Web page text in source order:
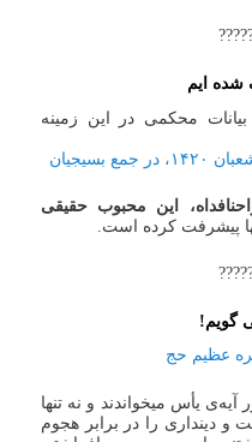
شده ایم
محکمی در این زمینه
این محبوب حقیقی
پیشرفت کرده است.
گویم!
یأس میخواندند و نه تنها
و دینداری را در برابر هجوم